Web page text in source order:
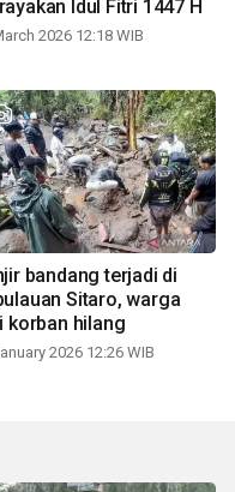
Idul Fitri 1447 H
2026 12:18 WIB
bandang terjadi di
Sitaro, warga
korban hilang
2026 12:26 WIB